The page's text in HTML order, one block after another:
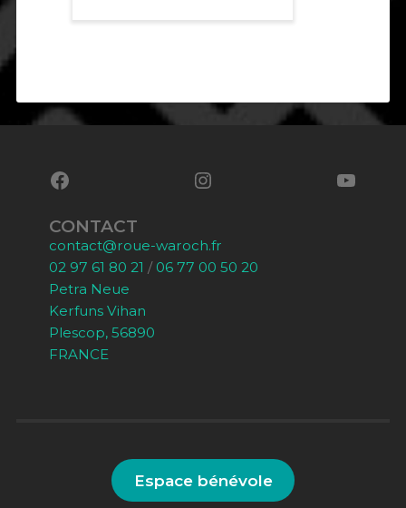
CONTACT
contact@roue-waroch.fr
02 97 61 80 21 / 06 77 00 50 20
Petra Neue
Kerfuns Vihan
Plescop, 56890
FRANCE
Espace bénévole